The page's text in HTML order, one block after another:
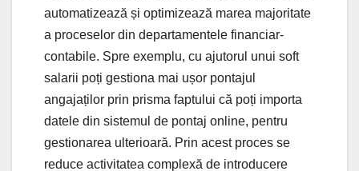
automatizează și optimizează marea majoritate
a proceselor din departamentele financiar-
contabile. Spre exemplu, cu ajutorul unui soft
salarii poți gestiona mai ușor pontajul
angajaților prin prisma faptului că poți importa
datele din sistemul de pontaj online, pentru
gestionarea ulterioară. Prin acest proces se
reduce activitatea complexă de introducere